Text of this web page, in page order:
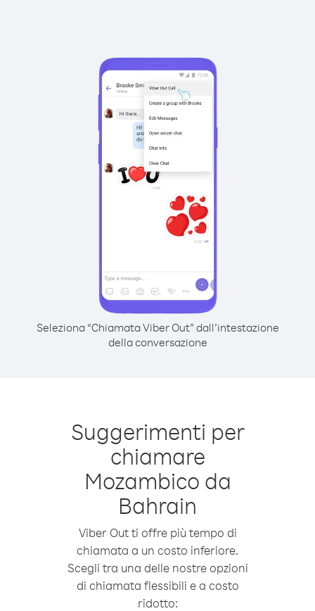
Seleziona “Chiamata Viber Out” dall’intestazione
della conversazione
Suggerimenti per
chiamare
Mozambico da
Bahrain
Viber Out ti offre più tempo di
chiamata a un costo inferiore.
Scegli tra una delle nostre opzioni
di chiamata flessibili e a costo
ridotto: